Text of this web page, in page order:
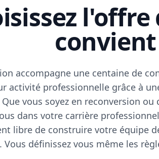
convient
accompagne une centaine de
activité professionnelle grâce à
vous soyez en reconversion
dans votre carrière
libre de construire votre équipe
Vous définissez vous même les